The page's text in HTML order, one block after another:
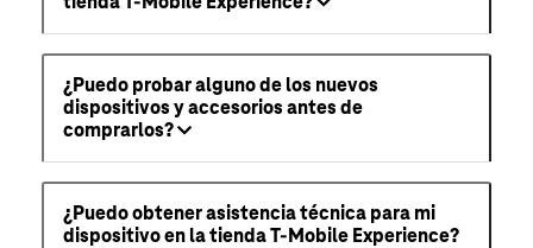
¿Puedo probar alguno de los nuevos
dispositivos y accesorios antes de
comprarlos?
¿Puedo obtener asistencia técnica para mi
dispositivo en la tienda T-Mobile Experience?